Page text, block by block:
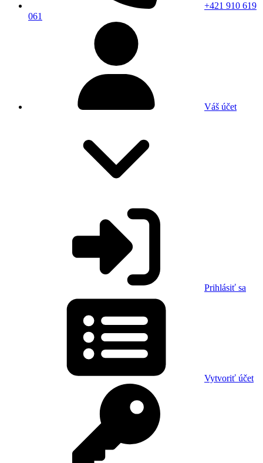
+421 910 619
061
Váš účet
Prihlásiť sa
Vytvoriť účet